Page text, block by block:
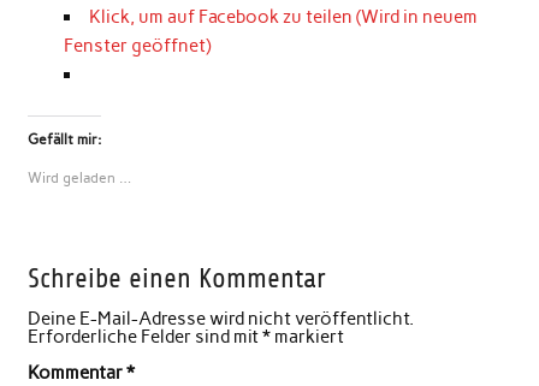
Klick, um auf Facebook zu teilen (Wird in neuem
Fenster geöffnet)
Gefällt mir:
Wird geladen …
Schreibe einen Kommentar
Deine E-Mail-Adresse wird nicht veröffentlicht.
Erforderliche Felder sind mit*markiert
Kommentar*